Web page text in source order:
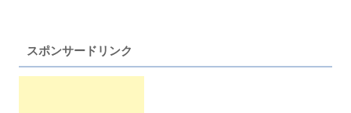
スポンサードリンク